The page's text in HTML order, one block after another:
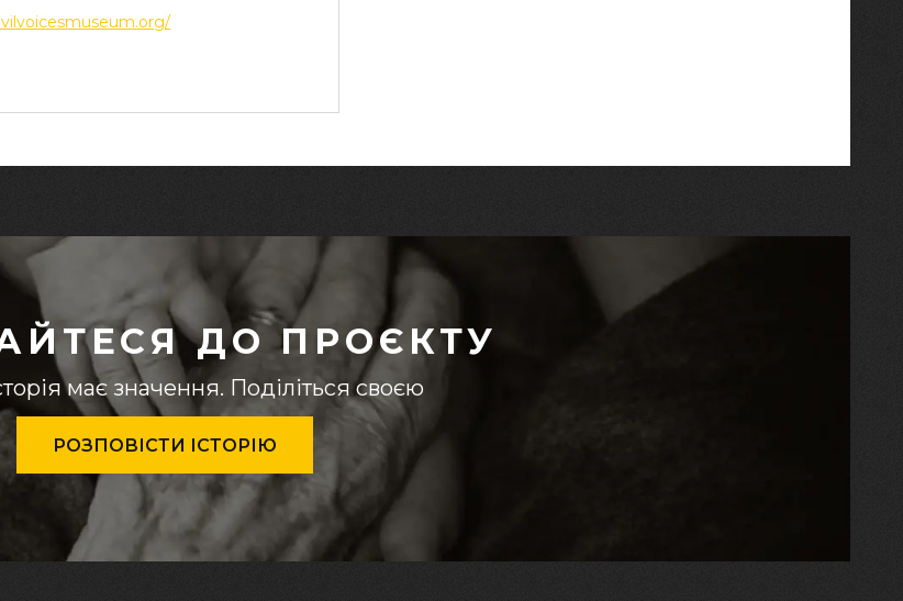
ДО ПРОЄКТУ
має значення. Поділіться своєю
РОЗПОВІСТИ ІСТОРІЮ